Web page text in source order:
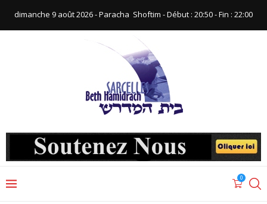
dimanche 9 août 2026 - Paracha ‪ Shoftim‬ - Début : 20:50‬ - Fin : ‪22:00‬
0